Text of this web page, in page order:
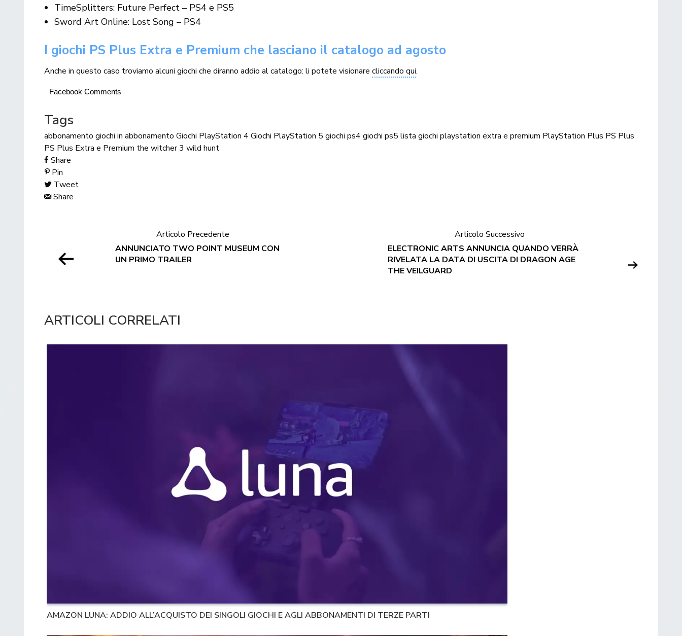
TimeSplitters: Future Perfect – PS4 e PS5
Sword Art Online: Lost Song – PS4
I giochi PS Plus Extra e Premium che lasciano il catalogo ad agosto
Anche in questo caso troviamo alcuni giochi che diranno addio al catalogo: li potete visionarecliccando qui.
Facebook Comments
Tags
abbonamento giochi in abbonamento Giochi PlayStation 4 Giochi PlayStation 5 giochi ps4 giochi ps5 lista giochi playstation extra e premium PlayStation Plus PS Plus
PS Plus Extra e Premium the witcher 3 wild hunt
Share
Pin
Tweet
Share
Articolo Precedente
ANNUNCIATO TWO POINT MUSEUM CON
UN PRIMO TRAILER
Articolo Successivo
ELECTRONIC ARTS ANNUNCIA QUANDO VERRÀ
RIVELATA LA DATA DI USCITA DI DRAGON AGE
THE VEILGUARD
ARTICOLI CORRELATI
AMAZON LUNA: ADDIO ALL’ACQUISTO DEI SINGOLI GIOCHI E AGLI ABBONAMENTI DI TERZE PARTI